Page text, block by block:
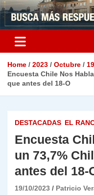
Home 2023 Octubre
19
Encuesta Chile Nos
que antes del 18-O
DESTACADAS EL
Encuesta
un 73,7%
antes del 18-
19/10/2023 Patricio